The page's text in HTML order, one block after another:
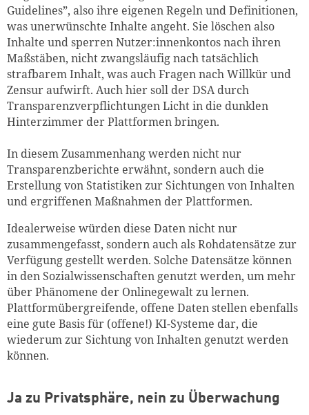
Guidelines”, also ihre eigenen Regeln und Definitionen,
was unerwünschte Inhalte angeht. Sie löschen also
Inhalte und sperren Nutzer:innenkontos nach ihren
Maßstäben, nicht zwangsläufig nach tatsächlich
strafbarem Inhalt, was auch Fragen nach Willkür und
Zensur aufwirft. Auch hier soll der DSA durch
Transparenzverpflichtungen Licht in die dunklen
Hinterzimmer der Plattformen bringen.
In diesem Zusammenhang werden nicht nur
Transparenzberichte erwähnt, sondern auch die
Erstellung von Statistiken zur Sichtungen von Inhalten
und ergriffenen Maßnahmen der Plattformen.
Idealerweise würden diese Daten nicht nur
zusammengefasst, sondern auch als Rohdatensätze zur
Verfügung gestellt werden. Solche Datensätze können
in den Sozialwissenschaften genutzt werden, um mehr
über Phänomene der Onlinegewalt zu lernen.
Plattformübergreifende, offene Daten stellen ebenfalls
eine gute Basis für (offene!) KI-Systeme dar, die
wiederum zur Sichtung von Inhalten genutzt werden
können.
Ja zu Privatsphäre, nein zu Überwachung